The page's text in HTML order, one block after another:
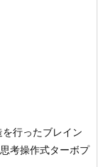
行ったブレイン
考操作式ターボプ